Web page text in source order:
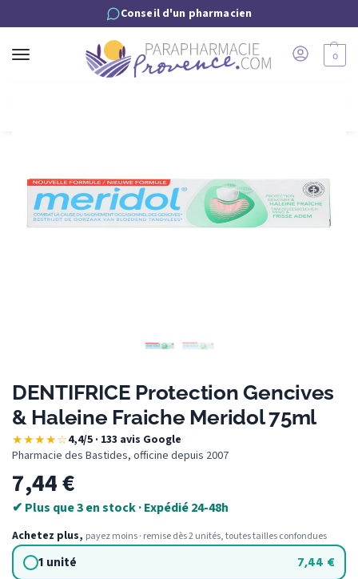
Conseil d'un pharmacien
0
DENTIFRICE Protection Gencives
& Haleine Fraiche Meridol 75ml
★★★★☆4,4/5 · 133 avis Google·
Pharmacie des Bastides, officine depuis 2007
7,44€
✔ Plus que 3 en stock · Expédié 24-48h
Achetez plus, payez moins · remise dès 2 unités, toutes tailles confondues
1 unité 7,44 €